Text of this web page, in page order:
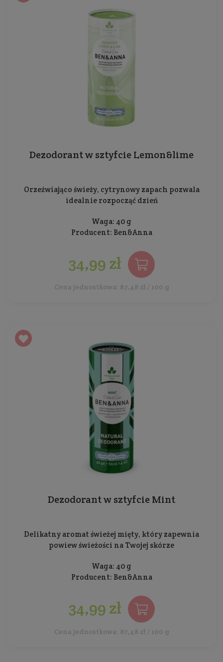
Dezodorant w sztyfcie Lemon&lime
Orzeźwiająco świeży, cytrynowy zapach pozwala
idealnie rozpocząć dzień
Waga: 40 g
Producent: Ben&Anna
34,99 zł
Cena jednostkowa: 87,48 zł / 100 g
Dezodorant w sztyfcie Mint
Delikatny aromat świeżej mięty, który zapewnia
powiew świeżości na Twojej skórze
Waga: 40 g
Producent: Ben&Anna
34,99 zł
Cena jednostkowa: 87,48 zł / 100 g